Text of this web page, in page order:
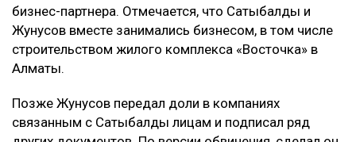
Шерхана Аймахана
Подробности
Как сообщилжурналистМихаил Козачков, на этот
раз Сатыбалды обвиняли в причинении